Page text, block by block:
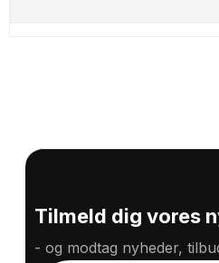
Tilmeld dig vores
- og modtag nyheder,